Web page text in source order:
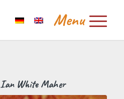
Ian White Maher